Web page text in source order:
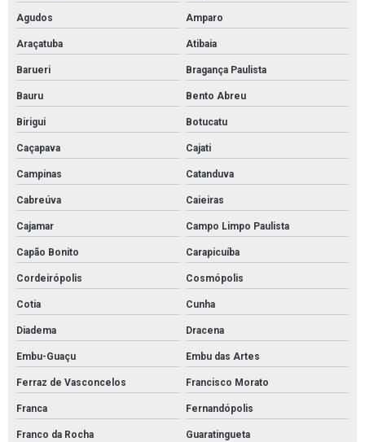
Pintura epóxi para estacionamento
Pintura epoxi para piso de garagem
Pintura epóxi piso
Pintura epóxi piso concreto
Pintura epóxi piso industrial
Pintura epoxi piso industrial preço
Pintura epóxi piso preço
Pintura epóxi posto de gasolina
Pintura epóxi preço
Pintura epóxi quadra poliesportiva
Pintura estacionamento garagem
Pintura industrial epóxi
Pintura industrial piso epoxi
Pintura linhas estacionamento
Agudos Amparo
Araçatuba Atibaia
Barueri Bragança Paulista
Bauru Bento Abreu
Birigui Botucatu
Caçapava Cajati
Campinas Catanduva
Cabreúva Caieiras
Cajamar Campo Limpo Paulista
Capão Bonito Carapicuíba
Cordeirópolis Cosmópolis
Cotia Cunha
Diadema Dracena
Embu-Guaçu Embu das Artes
Ferraz de Vasconcelos Francisco Morato
Franca Fernandópolis
Franco da Rocha Guaratingueta